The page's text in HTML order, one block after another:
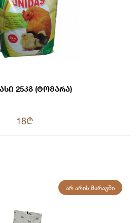
25კგ (ტომარა)
18₾
ᲐᲠ ᲐᲠᲘᲡ ᲛᲐᲠᲐᲒᲨᲘ